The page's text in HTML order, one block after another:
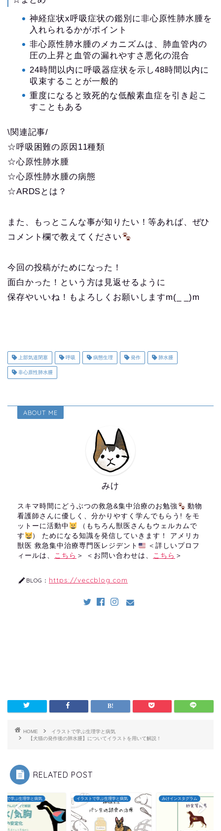
神経症状x呼吸症状の鑑別に非心原性肺水腫を
入れられるかがポイント
非心原性肺水腫のメカニズムは、肺血管内の
圧の上昇と血管の漏れやすさ悪化の混合
24時間以内に呼吸器症状を示し48時間以内に
収束することが一般的
重度になると致死的な低酸素血症を引き起こ
すこともある
\関連記事/
☆呼吸困難の原因11種類
☆心原性肺水腫
☆心原性肺水腫の病態
☆ARDSとは？
また、もっとこんな事が知りたい！等あれば、ぜひ
コメント欄で教えてください
今回の投稿がためになった！
面白かった！という方は見返せるように
保存やいいね！もよろしくお願いしますm(_ _)m
上部気道閉塞 呼吸 病態生理 発作 肺水腫
非心原性肺水腫
ABOUT ME
みけ
スキマ時間にどうぶつの救急&集中治療のお勉強
動物
看護師さんに優しく、分かりやすく学んでもらう! をモ
ットーに活動中
（もちろん獣医さんもウェルカムで
す
） ためになる知識を発信していきます！ アメリカ
獣医 救急集中治療専門医レジデント
＜詳しいプロフ
ィールは、 こちら ＞ ＜お問い合わせは、 こちら ＞
BLOG： https://veccblog.com
HOME
イラストで学ぶ生理学と病気
【犬猫の発作後の肺水腫】についてイラストを用いて解説！
RELATED POST
トで学ぶ生理学と病気 イラストで学ぶ生理学と病気 みけインスタグラム